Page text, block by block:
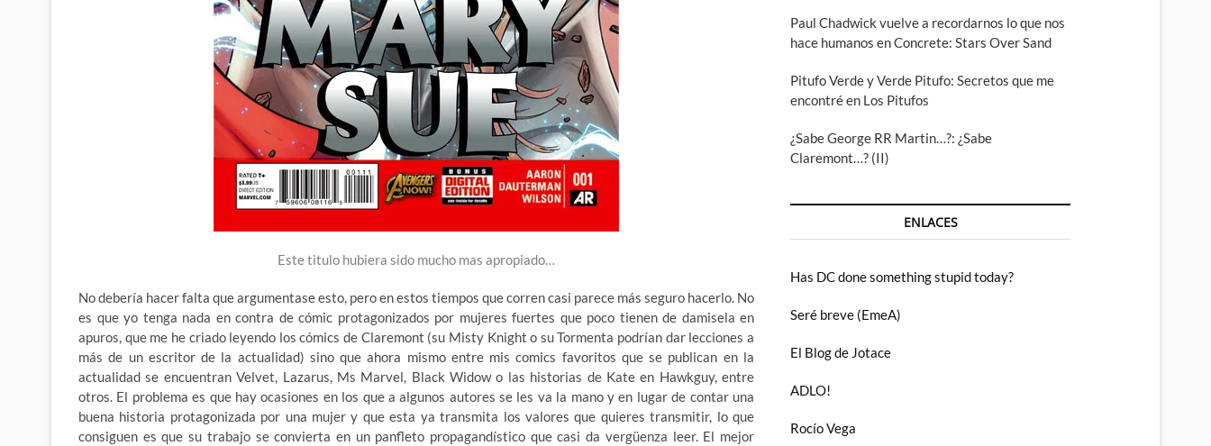
Este titulo hubiera sido mucho mas apropiado…
No debería hacer falta que argumentase esto, pero en estos tiempos que corren casi parece más seguro hacerlo. No
es que yo tenga nada en contra de cómic protagonizados por mujeres fuertes que poco tienen de damisela en
apuros, que me he criado leyendo los cómics de Claremont (su Misty Knight o su Tormenta podrían dar lecciones a
más de un escritor de la actualidad) sino que ahora mismo entre mis comics favoritos que se publican en la
actualidad se encuentran Velvet, Lazarus, Ms Marvel, Black Widow o las historias de Kate en Hawkguy, entre
otros. El problema es que hay ocasiones en los que a algunos autores se les va la mano y en lugar de contar una
buena historia protagonizada por una mujer y que esta ya transmita los valores que quieres transmitir, lo que
consiguen es que su trabajo se convierta en un panfleto propagandístico que casi da vergüenza leer. El mejor
Paul Chadwick vuelve a recordarnos lo que nos
hace humanos en Concrete: Stars Over Sand
Pitufo Verde y Verde Pitufo: Secretos que me
encontré en Los Pitufos
¿Sabe George RR Martin…?: ¿Sabe
Claremont…? (II)
ENLACES
Has DC done something stupid today?
Seré breve (EmeA)
El Blog de Jotace
ADLO!
Rocío Vega